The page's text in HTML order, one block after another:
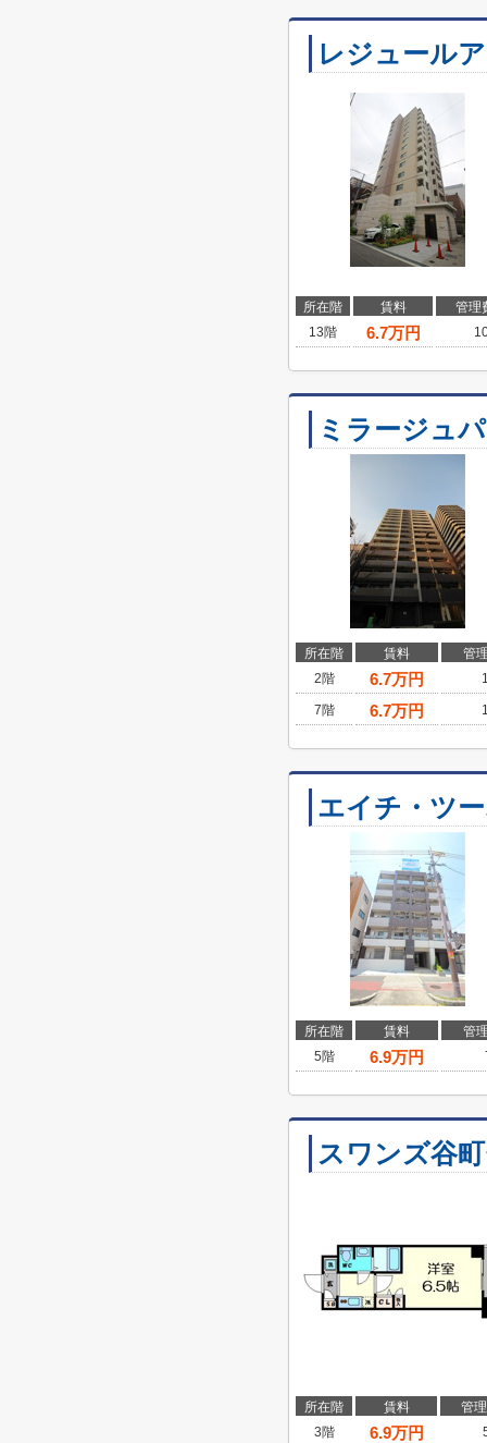
レジュール
所在階 賃料
管理
13階
6.7万円
ミラージュ
所在階 賃料
管
2階
6.7万円
7階 6.7万円
エイチ・ツ
所在階 賃料
管
5階
6.9万円
スワンズ谷
所在階 賃料
管
3階
6.9万円